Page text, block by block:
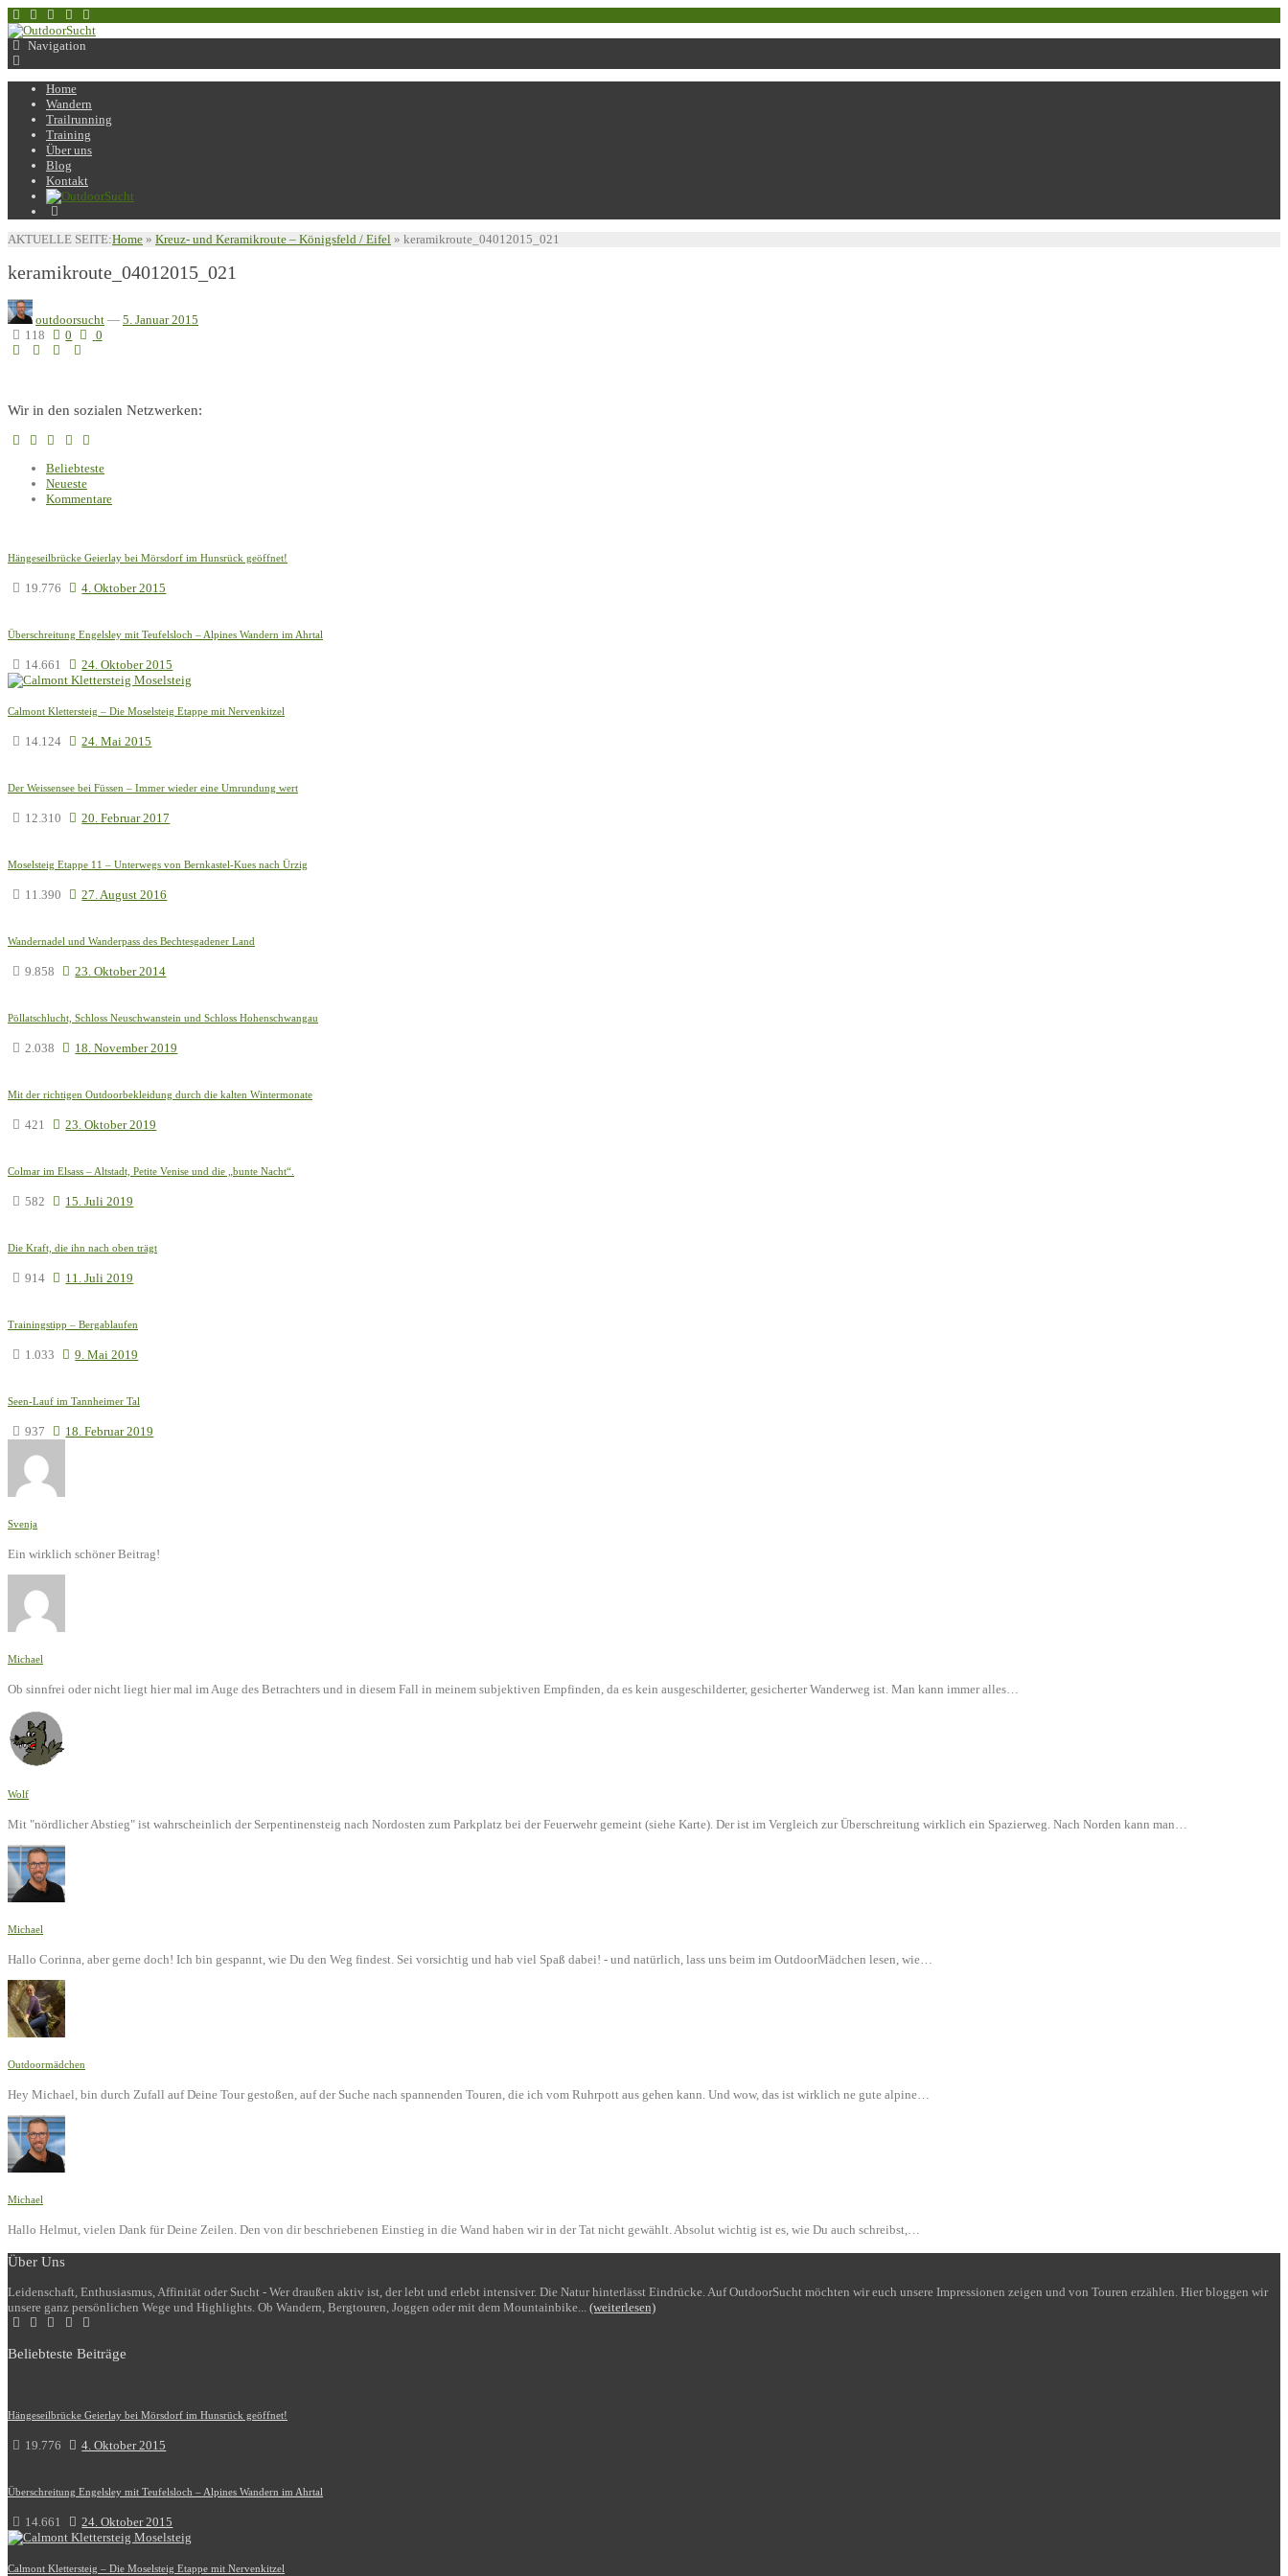
Navigation
Home
Wandern
Trailrunning
Training
Über uns
Blog
Kontakt
AKTUELLE SEITE:Home » Kreuz- und Keramikroute – Königsfeld / Eifel » keramikroute_04012015_021
keramikroute_04012015_021
outdoorsucht — 5. Januar 2015
118
0 0
Wir in den sozialen Netzwerken:
Beliebteste
Neueste
Kommentare
Hängeseilbrücke Geierlay bei Mörsdorf im Hunsrück geöffnet!
19.776 4. Oktober 2015
Überschreitung Engelsley mit Teufelsloch – Alpines Wandern im Ahrtal
14.661 24. Oktober 2015
Calmont Klettersteig – Die Moselsteig Etappe mit Nervenkitzel
14.124 24. Mai 2015
Der Weissensee bei Füssen – Immer wieder eine Umrundung wert
12.310 20. Februar 2017
Moselsteig Etappe 11 – Unterwegs von Bernkastel-Kues nach Ürzig
11.390 27. August 2016
Wandernadel und Wanderpass des Bechtesgadener Land
9.858 23. Oktober 2014
Pöllatschlucht, Schloss Neuschwanstein und Schloss Hohenschwangau
2.038 18. November 2019
Mit der richtigen Outdoorbekleidung durch die kalten Wintermonate
421 23. Oktober 2019
Colmar im Elsass – Altstadt, Petite Venise und die „bunte Nacht“.
582 15. Juli 2019
Die Kraft, die ihn nach oben trägt
914 11. Juli 2019
Trainingstipp – Bergablaufen
1.033 9. Mai 2019
Seen-Lauf im Tannheimer Tal
937 18. Februar 2019
Svenja
Ein wirklich schöner Beitrag!
Michael
Ob sinnfrei oder nicht liegt hier mal im Auge des Betrachters und in diesem Fall in meinem subjektiven Empfinden, da es kein ausgeschilderter, gesicherter Wanderweg ist. Man kann immer alles…
Wolf
Mit "nördlicher Abstieg" ist wahrscheinlich der Serpentinensteig nach Nordosten zum Parkplatz bei der Feuerwehr gemeint (siehe Karte). Der ist im Vergleich zur Überschreitung wirklich ein Spazierweg. Nach Norden kann man…
Michael
Hallo Corinna, aber gerne doch! Ich bin gespannt, wie Du den Weg findest. Sei vorsichtig und hab viel Spaß dabei! - und natürlich, lass uns beim im OutdoorMädchen lesen, wie…
Outdoormädchen
Hey Michael, bin durch Zufall auf Deine Tour gestoßen, auf der Suche nach spannenden Touren, die ich vom Ruhrpott aus gehen kann. Und wow, das ist wirklich ne gute alpine…
Michael
Hallo Helmut, vielen Dank für Deine Zeilen. Den von dir beschriebenen Einstieg in die Wand haben wir in der Tat nicht gewählt. Absolut wichtig ist es, wie Du auch schreibst,…
Über Uns
Leidenschaft, Enthusiasmus, Affinität oder Sucht - Wer draußen aktiv ist, der lebt und erlebt intensiver. Die Natur hinterlässt Eindrücke. Auf OutdoorSucht möchten wir euch unsere Impressionen zeigen und von Touren erzählen. Hier bloggen wir
unsere ganz persönlichen Wege und Highlights. Ob Wandern, Bergtouren, Joggen oder mit dem Mountainbike... (weiterlesen)
Beliebteste Beiträge
Hängeseilbrücke Geierlay bei Mörsdorf im Hunsrück geöffnet!
19.776 4. Oktober 2015
Überschreitung Engelsley mit Teufelsloch – Alpines Wandern im Ahrtal
14.661 24. Oktober 2015
Calmont Klettersteig – Die Moselsteig Etappe mit Nervenkitzel